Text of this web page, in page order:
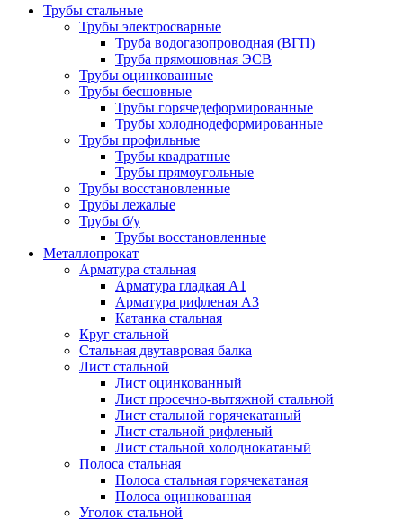
Трубы стальные
Трубы электросварные
Труба водогазопроводная (ВГП)
Труба прямошовная ЭСВ
Трубы оцинкованные
Трубы бесшовные
Трубы горячедеформированные
Трубы холоднодеформированные
Трубы профильные
Трубы квадратные
Трубы прямоугольные
Трубы восстановленные
Трубы лежалые
Трубы б/у
Трубы восстановленные
Металлопрокат
Арматура стальная
Арматура гладкая А1
Арматура рифленая А3
Катанка стальная
Круг стальной
Стальная двутавровая балка
Лист стальной
Лист оцинкованный
Лист просечно-вытяжной стальной
Лист стальной горячекатаный
Лист стальной рифленый
Лист стальной холоднокатаный
Полоса стальная
Полоса стальная горячекатаная
Полоса оцинкованная
Уголок стальной